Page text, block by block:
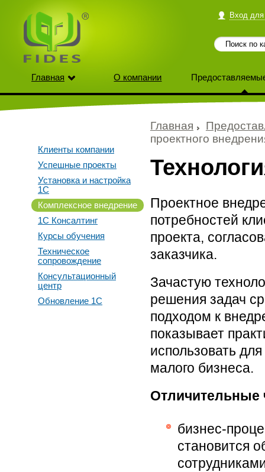
Вход для
Главная О компании
Клиенты компании
Успешные проекты
Установка и настройка
1С
Комплексное внедрение
1С Консалтинг
Курсы обучения
Техническое
сопровождение
Консультационный
центр
Обновление 1С
Главная
проектного
Проектное
потребностей
проекта,
заказчика.
Зачастую
решения задач
подходом к
показывает
использовать
малого бизнеса.
Отличительные
бизнес-
становится